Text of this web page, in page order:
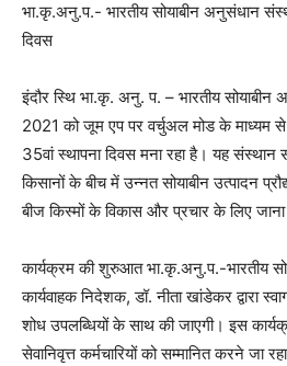
भा.कृ.अनु.प.- भारतीय सोयाबीन अनुसंधान
दिवस
इंदौर स्थि भा.कृ. अनु. प. – भारतीय
2021 को जूम एप पर वर्चुअल मोड के माध्यम
35वां स्थापना दिवस मना रहा है। यह संस्थान
किसानों के बीच में उन्नत सोयाबीन उत्पादन
बीज किस्मों के विकास और प्रचार के लिए जाना
कार्यक्रम की शुरुआत भा.कृ.अनु.प.-भारतीय
कार्यवाहक निदेशक, डॉ. नीता खांडेकर द्वारा
शोध उपलब्धियों के साथ की जाएगी। इस
सेवानिवृत्त कर्मचारियों को सम्मानित करने जा